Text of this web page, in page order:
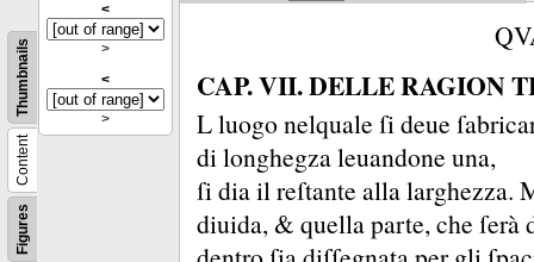
Figures
Content
Thumbnails
<
>
<
>
CAP. VII. DELLE RAGION
L luogo nelquale ſi deue
di longhegza leuandone una,
ſi dia il reſtante alla larghezza.
diuida, & quella parte, che ſerà